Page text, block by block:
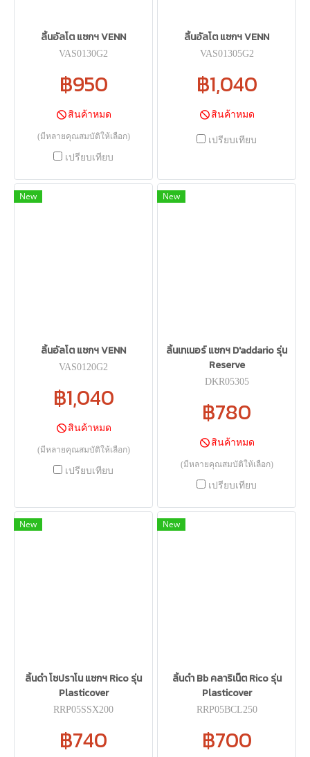
ลิ้นอัลโต แซกฯ VENN
VAS0130G2
฿950
สินค้าหมด
(มีหลายคุณสมบัติให้เลือก)
เปรียบเทียบ
ลิ้นอัลโต แซกฯ VENN
VAS01305G2
฿1,040
สินค้าหมด
เปรียบเทียบ
New
ลิ้นอัลโต แซกฯ VENN
VAS0120G2
฿1,040
สินค้าหมด
(มีหลายคุณสมบัติให้เลือก)
เปรียบเทียบ
New
ลิ้นเทเนอร์ แซกฯ D'addario รุ่น
Reserve
DKR05305
฿780
สินค้าหมด
(มีหลายคุณสมบัติให้เลือก)
เปรียบเทียบ
New
ลิ้นดำ โซปราโน แซกฯ Rico รุ่น
Plasticover
RRP05SSX200
฿740
New
ลิ้นดำ Bb คลาริเน็ต Rico รุ่น
Plasticover
RRP05BCL250
฿700